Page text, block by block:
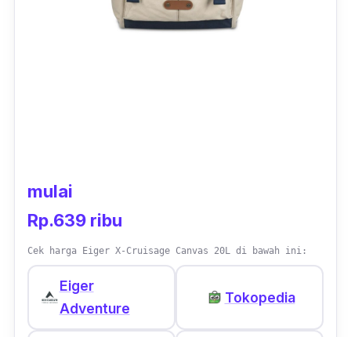
mulai
Rp.639 ribu
Cek harga Eiger X-Cruisage Canvas 20L di bawah ini:
Eiger
Adventure
Tokopedia